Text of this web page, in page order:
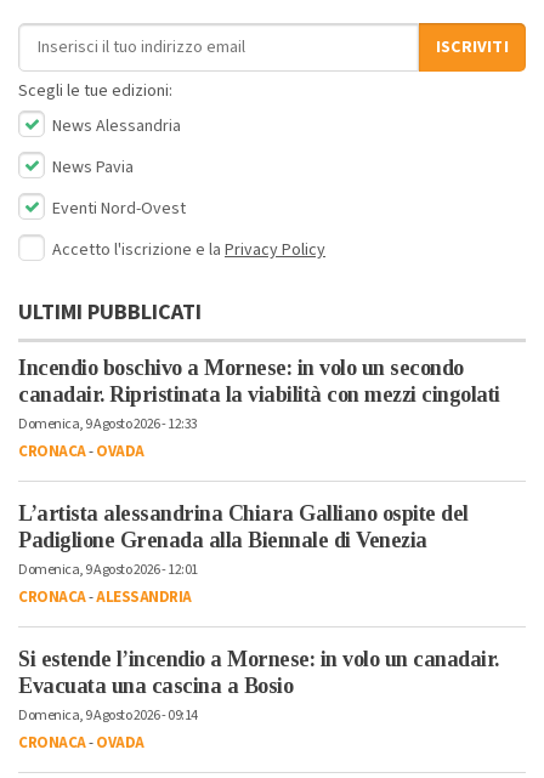
Indirizzo email
ISCRIVITI
Scegli le tue edizioni:
News Alessandria
News Pavia
Eventi Nord-Ovest
Accetto l'iscrizione e la Privacy Policy
ULTIMI PUBBLICATI
Incendio boschivo a Mornese: in volo un secondo
canadair. Ripristinata la viabilità con mezzi cingolati
Domenica, 9 Agosto 2026 - 12:33
CRONACA-OVADA
L’artista alessandrina Chiara Galliano ospite del
Padiglione Grenada alla Biennale di Venezia
Domenica, 9 Agosto 2026 - 12:01
CRONACA-ALESSANDRIA
Si estende l’incendio a Mornese: in volo un canadair.
Evacuata una cascina a Bosio
Domenica, 9 Agosto 2026 - 09:14
CRONACA-OVADA